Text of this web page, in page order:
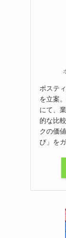
ポステ
を立案
にて、
的な比
クの価
び」を